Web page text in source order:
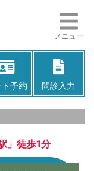
メニュー
ト予約 問診入力
」徒歩1分